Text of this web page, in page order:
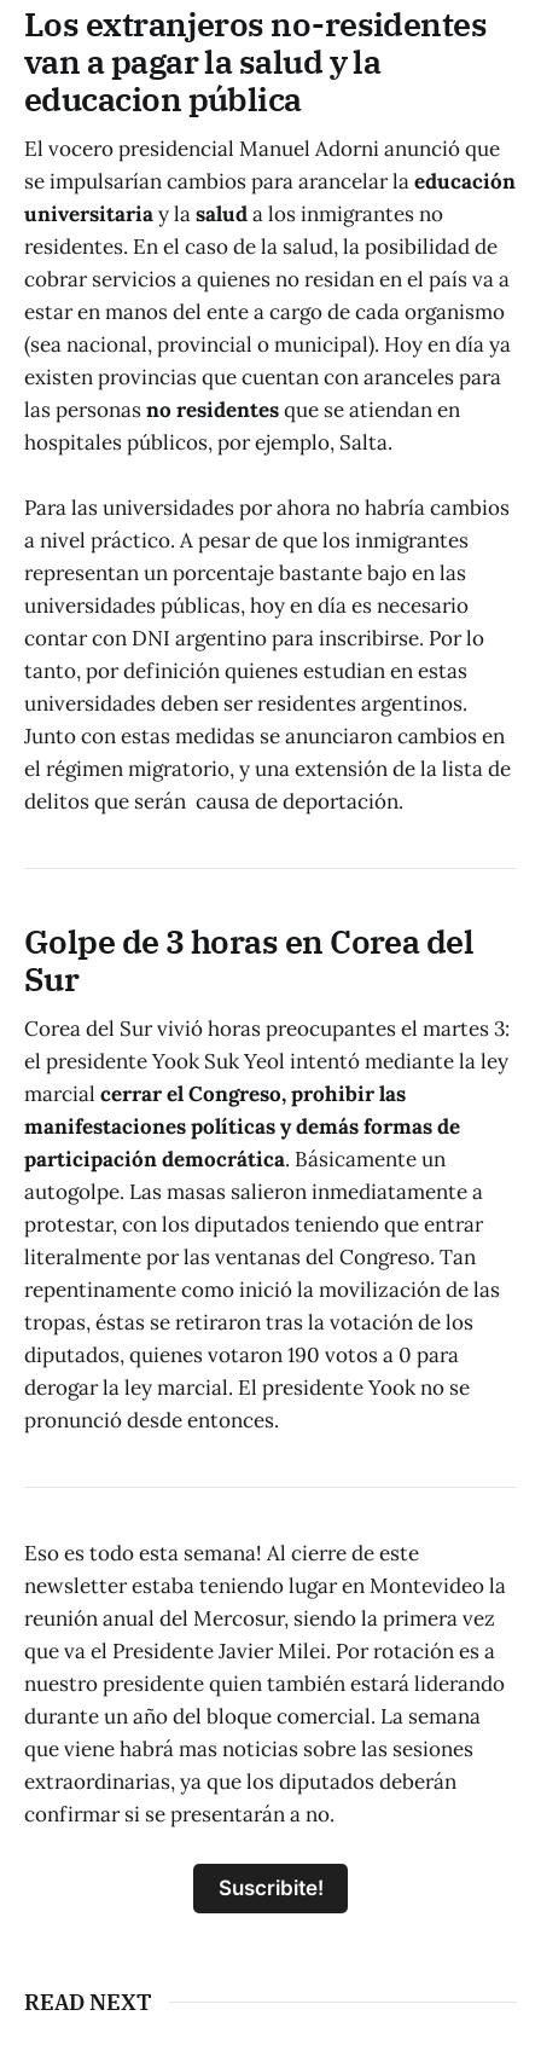
Los extranjeros no-residentes
van a pagar la salud y la
educacion pública
El vocero presidencial Manuel Adorni anunció que
se impulsarían cambios para arancelar laeducación
universitariay lasaluda los inmigrantes no
residentes. En el caso de la salud, la posibilidad de
cobrar servicios a quienes no residan en el país va a
estar en manos del ente a cargo de cada organismo
(sea nacional, provincial o municipal). Hoy en día ya
existen provincias que cuentan con aranceles para
las personasno residentesque se atiendan en
hospitales públicos, por ejemplo, Salta.
Para las universidades por ahora no habría cambios
a nivel práctico. A pesar de que los inmigrantes
representan un porcentaje bastante bajo en las
universidades públicas, hoy en día es necesario
contar con DNI argentino para inscribirse. Por lo
tanto, por definición quienes estudian en estas
universidades deben ser residentes argentinos.
Junto con estas medidas se anunciaron cambios en
el régimen migratorio, y una extensión de la lista de
delitos que serán causa de deportación.
Golpe de 3 horas en Corea del
Sur
Corea del Sur vivió horas preocupantes el martes 3:
el presidente Yook Suk Yeol intentó mediante la ley
marcial cerrar el Congreso, prohibir las
manifestaciones políticas y demás formas de
participación democrática. Básicamente un
autogolpe. Las masas salieron inmediatamente a
protestar, con los diputados teniendo que entrar
literalmente por las ventanas del Congreso. Tan
repentinamente como inició la movilización de las
tropas, éstas se retiraron tras la votación de los
diputados, quienes votaron 190 votos a 0 para
derogar la ley marcial. El presidente Yook no se
pronunció desde entonces.
Eso es todo esta semana! Al cierre de este
newsletter estaba teniendo lugar en Montevideo la
reunión anual del Mercosur, siendo la primera vez
que va el Presidente Javier Milei. Por rotación es a
nuestro presidente quien también estará liderando
durante un año del bloque comercial. La semana
que viene habrá mas noticias sobre las sesiones
extraordinarias, ya que los diputados deberán
confirmar si se presentarán a no.
Suscribite!
READ NEXT